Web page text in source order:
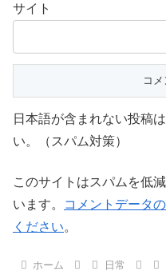
サイト
日本語が含まれない投稿
い。（スパム対策）
このサイトはスパムを低
います。
コメントデータ
ください。
ホーム 日常